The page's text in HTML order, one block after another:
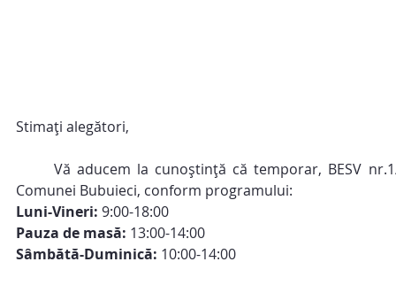
Stimați alegători,
	Vă aducem la cunoștință că temporar, BESV nr.1/279 (Centrul de Sănătate s.Bîc) activează în cadrul Primăriei
Comunei Bubuieci, conform programului:
Luni-Vineri: 9:00-18:00
Pauza de masă: 13:00-14:00
Sâmbătă-Duminică: 10:00-14:00